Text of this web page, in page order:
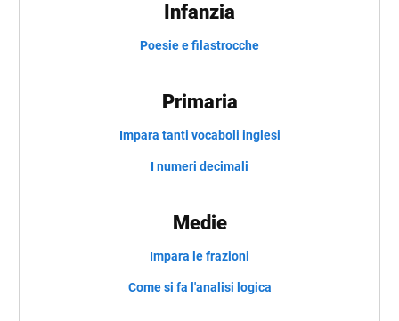
Infanzia
Poesie e filastrocche
Primaria
Impara tanti vocaboli inglesi
I numeri decimali
Medie
Impara le frazioni
Come si fa l'analisi logica